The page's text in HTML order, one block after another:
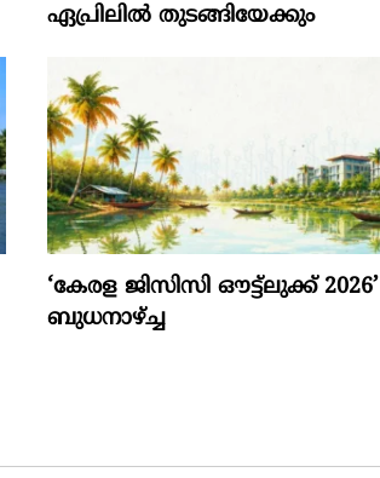
ഏപ്രിലില്‍ തുടങ്ങിയേക്കും
‘കേരള ജിസിസി ഔട്ട്ലുക്ക് 2026’
ബുധനാഴ്ച്ച